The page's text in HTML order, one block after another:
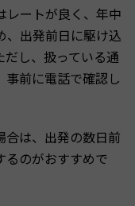
レートが良く、年中
、出発前日に駆け込
し、扱っている通
事前に電話で確認し
合は、出発の数日前
るのがおすすめで